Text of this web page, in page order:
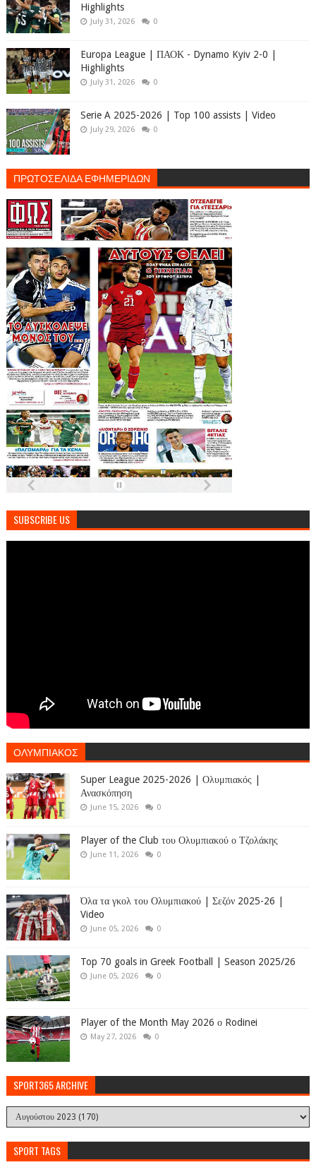
Highlights
July 31, 2026 0
Europa League | ΠΑΟΚ - Dynamo Kyiv 2-0 |
Highlights
July 31, 2026 0
Serie A 2025-2026 | Top 100 assists | Video
July 29, 2026 0
ΠΡΩΤΟΣΕΛΙΔΑ ΕΦΗΜΕΡΙΔΩΝ
SUBSCRIBE US
ΟΛΥΜΠΙΑΚΟΣ
Super League 2025-2026 | Ολυμπιακός |
Ανασκόπηση
June 15, 2026 0
Player of the Club του Ολυμπιακού ο Τζολάκης
June 11, 2026 0
Όλα τα γκολ του Ολυμπιακού | Σεζόν 2025-26 |
Video
June 05, 2026 0
Top 70 goals in Greek Football | Season 2025/26
June 05, 2026 0
Player of the Month May 2026 ο Rodinei
May 27, 2026 0
SPORT365 ARCHIVE
SPORT TAGS